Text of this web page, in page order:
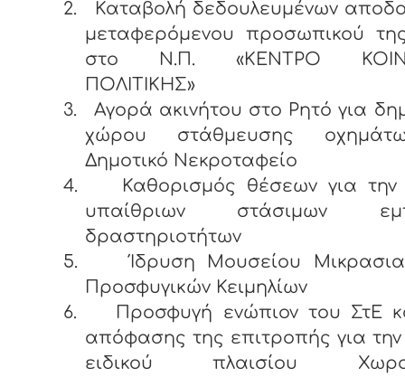
2.
Καταβολή δεδουλευμένων
μεταφερόμενου προσωπικού
στο Ν.Π. «ΚΕΝΤΡΟ
ΠΟΛΙΤΙΚΗΣ»
3.
Αγορά ακινήτου στο Ρητό για
χώρου στάθμευσης
Δημοτικό Νεκροταφείο
4.
Καθορισμός θέσεων για
υπαίθριων στάσιμων
δραστηριοτήτων
5.
Ίδρυση Μουσείου
Προσφυγικών Κειμηλίων
6.
Προσφυγή ενώπιον του ΣτΕ
απόφασης της επιτροπής για την
ειδικού πλαισίου